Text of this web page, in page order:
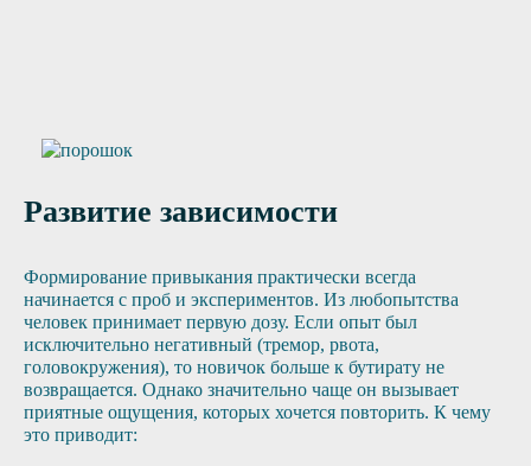
Развитие зависимости
Формирование привыкания практически всегда
начинается с проб и экспериментов. Из любопытства
человек принимает первую дозу. Если опыт был
исключительно негативный (тремор, рвота,
головокружения), то новичок больше к бутирату не
возвращается. Однако значительно чаще он вызывает
приятные ощущения, которых хочется повторить. К чему
это приводит: